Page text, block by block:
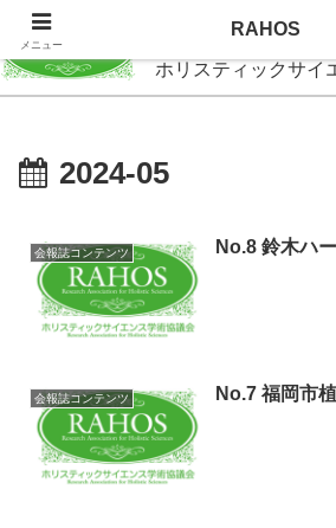
RAHOS
ホリスティックサイ
2024-05
会報誌コンテンツ No.8 鈴木ハ
会報誌コンテンツ No.7 福岡市
メニュー
RAHOS